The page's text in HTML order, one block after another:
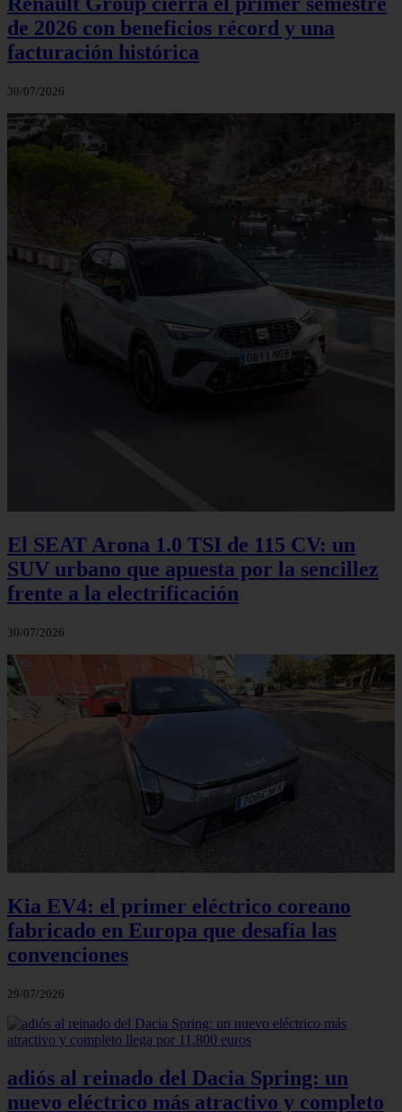
de 2026 con beneficios récord y una
facturación histórica
30/07/2026
El SEAT Arona 1.0 TSI de 115 CV: un
SUV urbano que apuesta por la sencillez
frente a la electrificación
30/07/2026
Kia EV4: el primer eléctrico coreano
fabricado en Europa que desafía las
convenciones
29/07/2026
adiós al reinado del Dacia Spring: un
nuevo eléctrico más atractivo y completo